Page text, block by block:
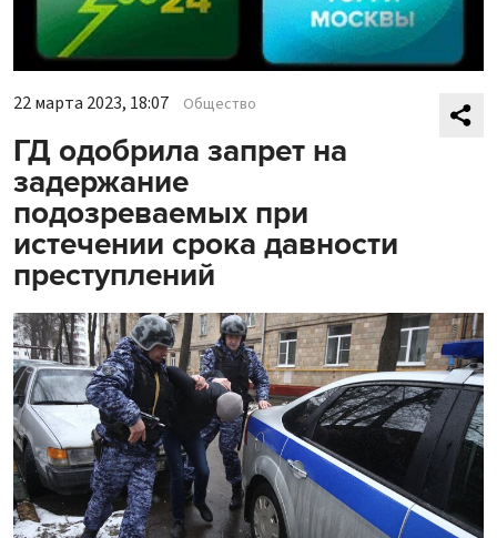
22 марта 2023, 18:07 Общество
ГД одобрила запрет на
задержание
подозреваемых при
истечении срока давности
преступлений